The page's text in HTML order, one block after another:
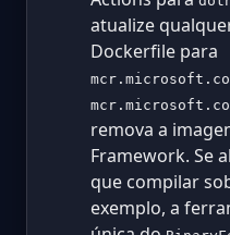
atualize
Dockerfile para
remova a
Framework. Se
que compilar
exemplo, a